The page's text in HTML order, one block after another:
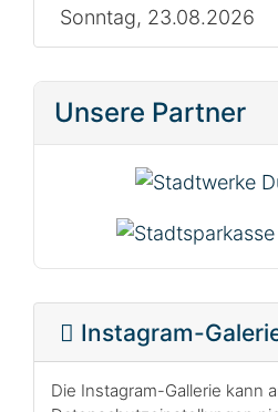
Sonntag, 23.08.2026
Unsere Partner
Instagram-
Die Instagram-Gallerie kann